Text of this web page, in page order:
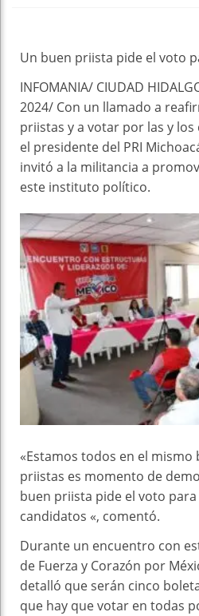
k
Un buen priista pide el voto
INFOMANIA/ CIUDAD
2024/ Con un llamado a
priistas y a votar por las y
el presidente del PRI
invitó a la militancia a
este instituto político.
«Estamos todos en el mismo
priistas es momento de
buen priista pide el voto para
candidatos «, comentó.
Durante un encuentro con
de Fuerza y Corazón por
detalló que serán cinco
que hay que votar en todas